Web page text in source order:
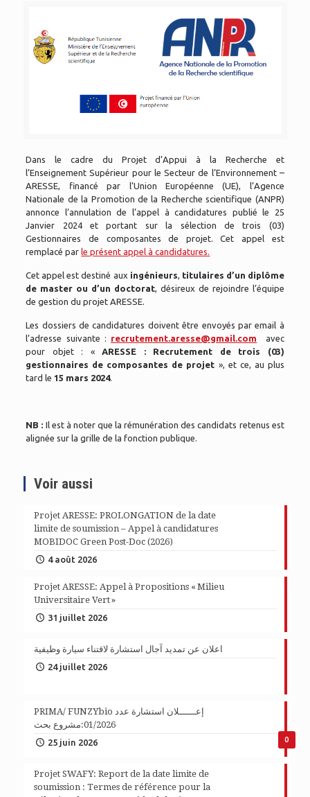
Dans le cadre du Projet d’Appui à la Recherche et
l’Enseignement Supérieur pour le Secteur de l’Environnement –
ARESSE, financé par l’Union Européenne (UE), l’Agence
Nationale de la Promotion de la Recherche scientifique (ANPR)
annonce l’annulation de l’appel à candidatures publié le 25
Janvier 2024 et portant sur la sélection de trois (03)
Gestionnaires de composantes de projet. Cet appel est
remplacé par le présent appel à candidatures.
Cet appel est destiné aux ingénieurs, titulaires d’un diplôme
de master ou d’un doctorat, désireux de rejoindre l’équipe
de gestion du projet ARESSE.
Les dossiers de candidatures doivent être envoyés par email à
l’adresse suivante : recrutement.aresse@gmail.com avec
pour objet : «ARESSE : Recrutement de trois (03)
gestionnaires de composantes de projet », et ce, au plus
tard le15 mars 2024.
NB : Il est à noter que la rémunération des candidats retenus est
alignée sur la grille de la fonction publique.
Voir aussi
Projet ARESSE: PROLONGATION de la date
limite de soumission – Appel à candidatures
MOBIDOC Green Post-Doc (2026)
4 août 2026
Projet ARESSE: Appel à Propositions « Milieu
Universitaire Vert »
31 juillet 2026
اعلان عن تمديد آجال استشارة لاقتناء سيارة وظيفية
24 juillet 2026
0
PRIMA/ FUNZYbio إعــــــلان استشارة عدد
01/2026:مشروع بحث
25 juin 2026
Projet SWAFY: Report de la date limite de
soumission : Termes de référence pour la